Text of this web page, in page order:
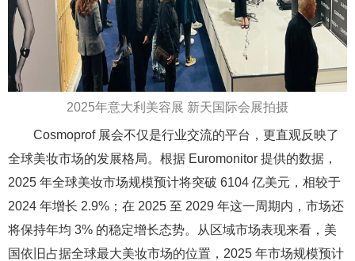
2025年意大利美容展 新天国际会展拍摄
Cosmoprof 展会不仅是行业交流的平台，更直观反映了
全球美妆市场的发展格局。根据 Euromonitor 提供的数据，
2025 年全球美妆市场规模预计将突破 6104 亿美元，相较于
2024 年增长 2.9%；在 2025 至 2029 年这一周期内，市场还
将保持年均 3% 的稳定增长态势。从区域市场表现来看，美
国依旧占据全球最大美妆市场的位置，2025 年市场规模预计